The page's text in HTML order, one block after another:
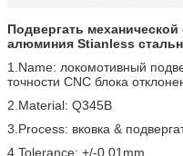
Подвергать механической
алюминия Stianless
1.Name: локомотивный
точности CNC блока
2.Material: Q345B
3.Process: вковка &
4.Tolerance: +/-0.01mm